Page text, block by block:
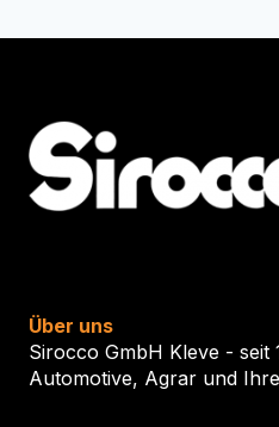
Über uns
Sirocco GmbH Kleve -
Automotive, Agrar und